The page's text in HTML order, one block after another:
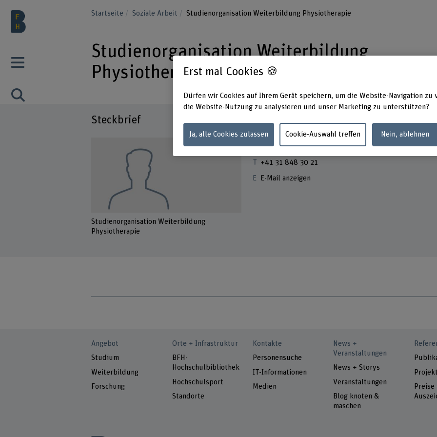
Startseite Soziale Arbeit Studienorganisation Weiterbildung Physiotherapie
Studienorganisation Weiterbildung
Physiotherapie
Steckbrief
Studienorganisation Weiterbildung
Physiotherapie
Kontakt
+41 31 848 30 21
E-Mail anzeigen
Angebot
Studium
Weiterbildung
Forschung
Orte + Infrastruktur
BFH-
Hochschulbibliothek
Hochschulsport
Standorte
Kontakte
Personensuche
IT-Informationen
Medien
News +
Veranstaltungen
News + Storys
Veranstaltungen
Blog knoten &
maschen
Preise
Erst mal Cookies 🍪
Dürfen wir Cookies auf Ihrem Gerät speichern, um die Website-Navigation zu
die Website-Nutzung zu analysieren und unser Marketing zu unterstützen?
Ja, alle Cookies zulassen Cookie-Auswahl treffen Nein, ablehnen